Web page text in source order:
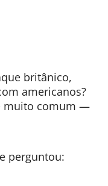
britânico,
americanos?
muito comum —
perguntou: